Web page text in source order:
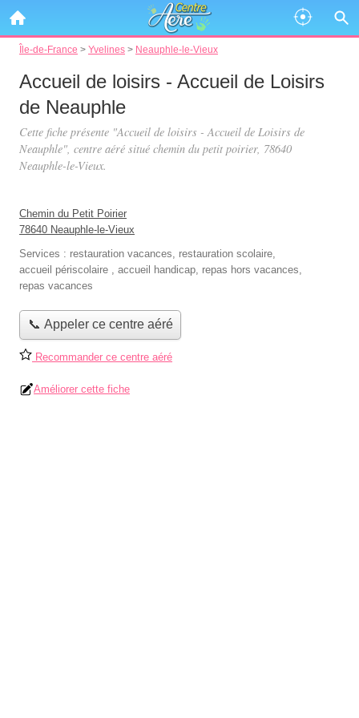
Île-de-France > Yvelines > Neauphle-le-Vieux
Accueil de loisirs - Accueil de Loisirs
de Neauphle
Cette fiche présente "Accueil de loisirs - Accueil de Loisirs de
Neauphle", centre aéré situé chemin du petit poirier, 78640
Neauphle-le-Vieux.
Chemin du Petit Poirier
78640 Neauphle-le-Vieux
Services : restauration vacances, restauration scolaire,
accueil périscolaire , accueil handicap, repas hors vacances,
repas vacances
📞 Appeler ce centre aéré
Recommander ce centre aéré
Améliorer cette fiche